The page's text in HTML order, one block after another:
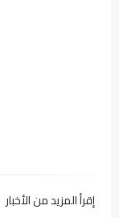
إقرأ المزيد من الأخبار